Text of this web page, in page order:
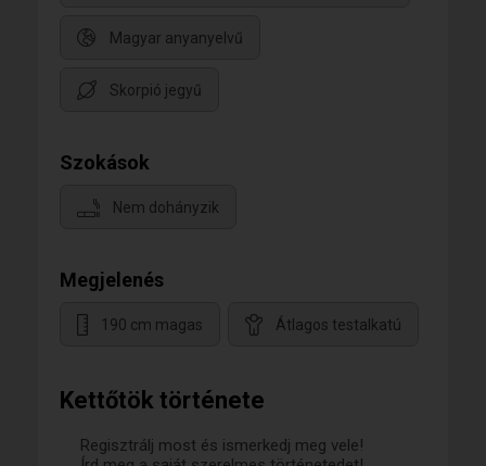
Kettőtök története
Regisztrálj most és ismerkedj meg vele!
Magyar anyanyelvű
Skorpió jegyű
Szokások
Nem dohányzik
Megjelenés
190 cm magas Átlagos testalkatú